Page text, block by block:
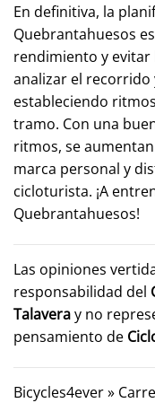
En definitiva, la
Quebrantahuesos
rendimiento y
analizar el recorrido
estableciendo
tramo. Con una
ritmos, se
marca personal y
cicloturista. ¡A
Quebrantahuesos!
Las opiniones
responsabilidad del
Talaveray no
pensamiento de
Bicycles4ever»